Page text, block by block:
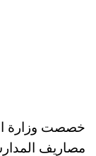
خصصت وزارة